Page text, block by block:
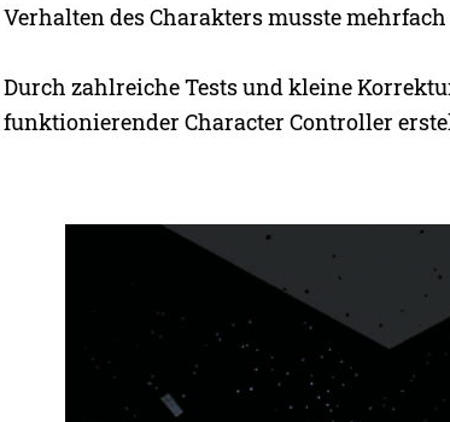
Verhalten des Charakters musste
Durch zahlreiche Tests und kleine
funktionierender Character Controller